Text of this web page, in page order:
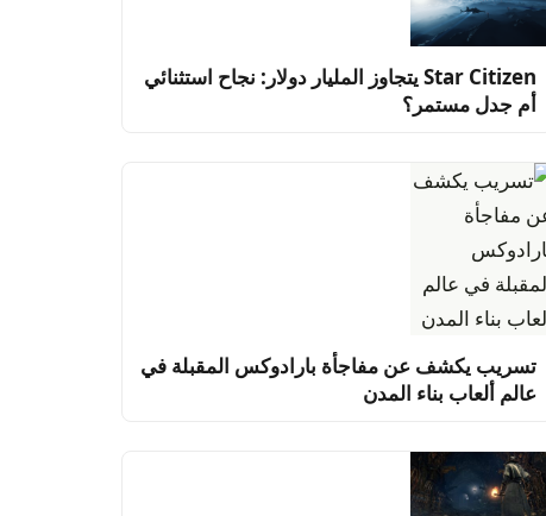
Star Citizen يتجاوز المليار دولار: نجاح استثنائي
أم جدل مستمر؟
تسريب يكشف عن مفاجأة بارادوكس المقبلة في
عالم ألعاب بناء المدن